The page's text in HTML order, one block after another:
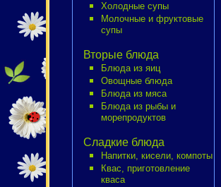
Холодные супы
Молочные и фруктовые
супы
Вторые блюда
Блюда из яиц
Овощные блюда
Блюда из мяса
Блюда из рыбы и
морепродуктов
Сладкие блюда
Напитки, кисели, компоты
Квас, приготовление
кваса